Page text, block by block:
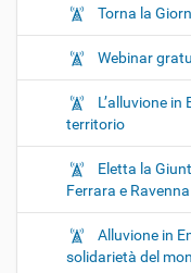
Torna la
Webinar
L’alluvione
territorio
Eletta la
Ferrara e Ravenna
Alluvione in
solidarietà del